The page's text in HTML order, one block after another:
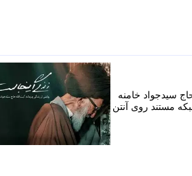
سیدجواد خامنه
مستند روی آنتن